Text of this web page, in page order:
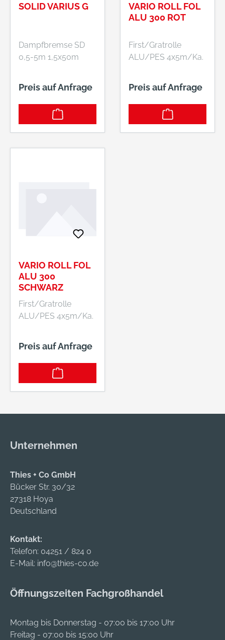
SOLID VARIUS G
Dampfbremse SD
0,5-5m 1,5x50m
Preis auf Anfrage
VARIO ROLL FOL
ALU 300 ROT
First/Gratrolle
ALU/PES 4x5m/Ka.
Preis auf Anfrage
VARIO ROLL FOL
ALU 300
SCHWARZ
First/Gratrolle
ALU/PES 4x5m/Ka.
Preis auf Anfrage
Unternehmen
Thies + Co GmbH
Bücker Str. 30/32
27318 Hoya
Deutschland
Kontakt:
Telefon: 04251 / 824 0
E-Mail: info@thies-co.de
Öffnungszeiten Fachgroßhandel
Montag bis Donnerstag - 07:00 bis 17:00 Uhr
Freitag - 07:00 bis 15:00 Uhr